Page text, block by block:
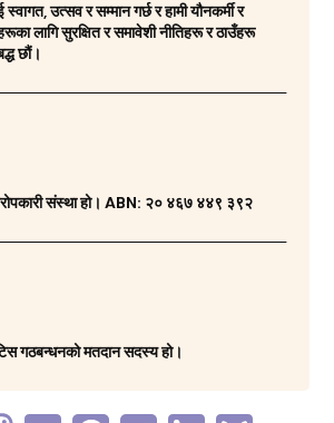
उत्सव र सम्मान गर्छ र हामी यौनकर्मी र
लागि सुरक्षित र समावेशी नीतिहरू र ठाउँहरू
छौं।
संस्था हो। ABN: २० ४६७ ४४९ ३९२
गठबन्धनको मतदान सदस्य हो।